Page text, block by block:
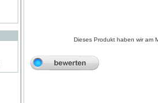
Dieses Produkt haben wir am